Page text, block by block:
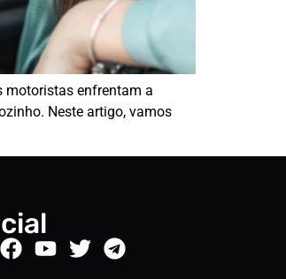
motoristas enfrentam a
Neste artigo, vamos